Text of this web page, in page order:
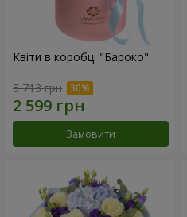
Квіти в коробці "Бароко"
3 713 грн
Замовити